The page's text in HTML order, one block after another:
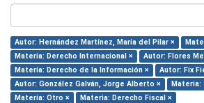
Autor: Hernández Martínez, María del Pilar ×
Materia: Derecho Internacional ×
Autor: Flores
Materia: Derecho de la Información ×
Autor: Fix
Autor: González Galván, Jorge Alberto ×
Materia:
Materia: Otro ×
Materia: Derecho Fiscal ×